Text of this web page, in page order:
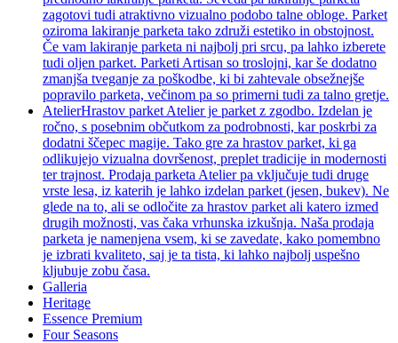
zagotovi tudi atraktivno vizualno podobo talne obloge. Parket
oziroma lakiranje parketa tako združi estetiko in obstojnost.
Če vam lakiranje parketa ni najbolj pri srcu, pa lahko izberete
tudi oljen parket. Parketi Artisan so troslojni, kar še dodatno
zmanjša tveganje za poškodbe, ki bi zahtevale obsežnejše
popravilo parketa, večinom pa so primerni tudi za talno gretje.
AtelierHrastov parket Atelier je parket z zgodbo. Izdelan je
ročno, s posebnim občutkom za podrobnosti, kar poskrbi za
dodatni ščepec magije. Tako gre za hrastov parket, ki ga
odlikujejo vizualna dovršenost, preplet tradicije in modernosti
ter trajnost. Prodaja parketa Atelier pa vključuje tudi druge
vrste lesa, iz katerih je lahko izdelan parket (jesen, bukev). Ne
glede na to, ali se odločite za hrastov parket ali katero izmed
drugih možnosti, vas čaka vrhunska izkušnja. Naša prodaja
parketa je namenjena vsem, ki se zavedate, kako pomembno
je izbrati kvaliteto, saj je ta tista, ki lahko najbolj uspešno
kljubuje zobu časa.
Galleria
Heritage
Essence Premium
Four Seasons